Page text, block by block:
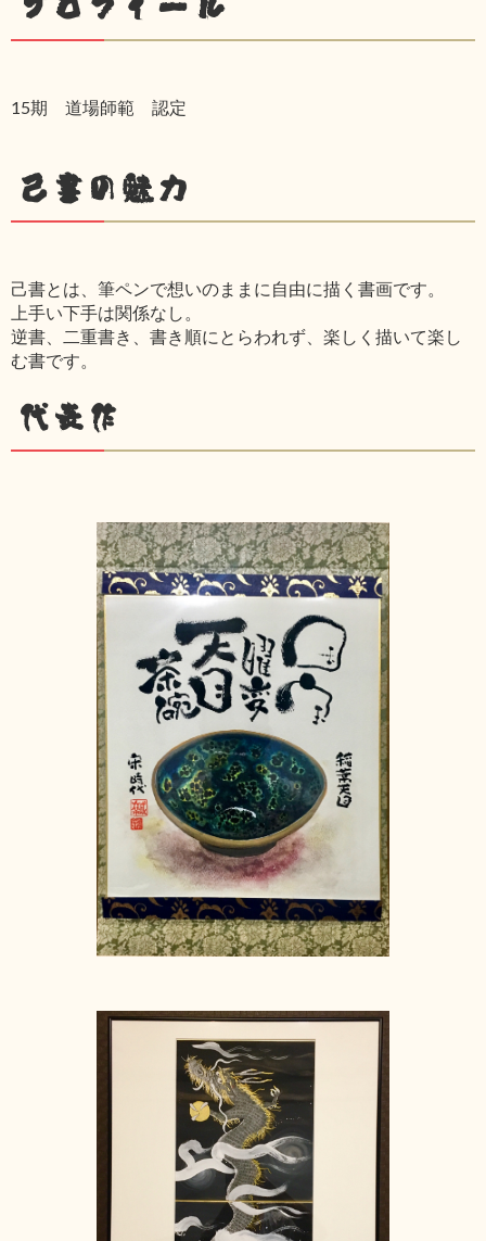
プロフィール
15期 道場師範 認定
己書の魅力
己書とは、筆ペンで想いのままに自由に描く書画です。
上手い下手は関係なし。
逆書、二重書き、書き順にとらわれず、楽しく描いて楽し
む書です。
代表作